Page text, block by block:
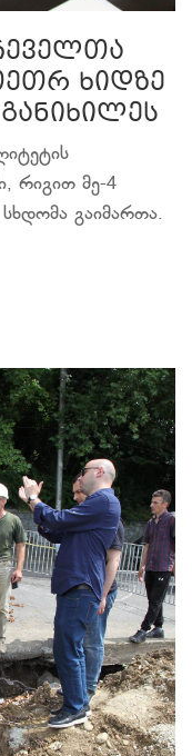
ხიდზე
რიგით მე-4
გაიმართა.